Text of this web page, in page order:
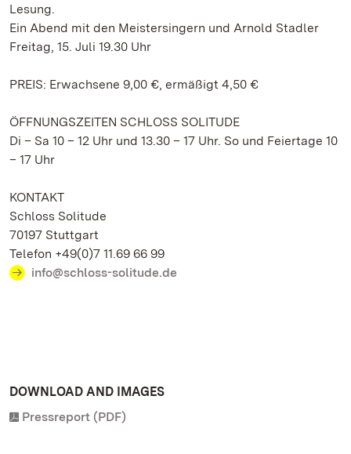
Lesung.
Ein Abend mit den Meistersingern und Arnold Stadler
Freitag, 15. Juli 19.30 Uhr
PREIS: Erwachsene 9,00 €, ermäßigt 4,50 €
ÖFFNUNGSZEITEN SCHLOSS SOLITUDE
Di – Sa 10 – 12 Uhr und 13.30 – 17 Uhr. So und Feiertage 10
– 17 Uhr
KONTAKT
Schloss Solitude
70197 Stuttgart
Telefon +49(0)7 11.69 66 99
info@schloss-solitude.de
DOWNLOAD AND IMAGES
Pressreport (PDF)